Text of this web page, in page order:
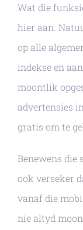
Wat die
hier aan.
op alle
indekse en
moontlik
advertensies
gratis om te
Benewens
ook verseker
vanaf die
nie altyd